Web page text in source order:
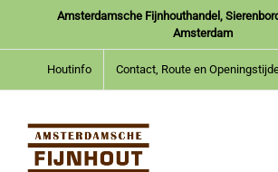
inhoud
Amsterdamsche Fijnhouthandel,
Amsterdam
Houtinfo Contact, Route en